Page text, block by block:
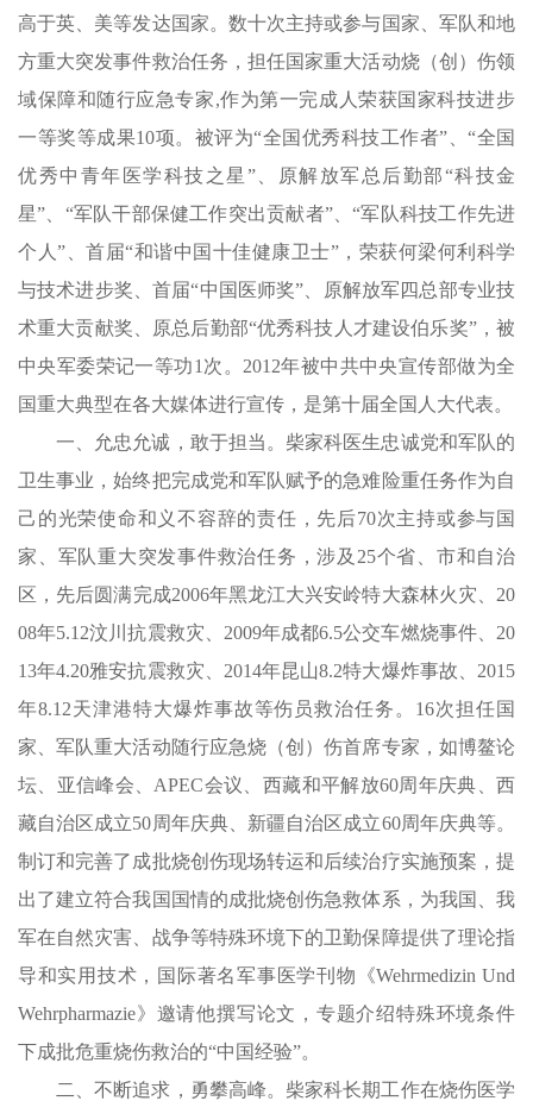
高于英、美等发达国家。数十次主持或参与国家、军队和地
方重大突发事件救治任务，担任国家重大活动烧（创）伤领
域保障和随行应急专家,作为第一完成人荣获国家科技进步
一等奖等成果10项。被评为“全国优秀科技工作者”、“全国
优秀中青年医学科技之星”、原解放军总后勤部“科技金
星”、“军队干部保健工作突出贡献者”、“军队科技工作先进
个人”、首届“和谐中国十佳健康卫士”，荣获何梁何利科学
与技术进步奖、首届“中国医师奖”、原解放军四总部专业技
术重大贡献奖、原总后勤部“优秀科技人才建设伯乐奖”，被
中央军委荣记一等功1次。2012年被中共中央宣传部做为全
国重大典型在各大媒体进行宣传，是第十届全国人大代表。
一、允忠允诚，敢于担当。柴家科医生忠诚党和军队的
卫生事业，始终把完成党和军队赋予的急难险重任务作为自
己的光荣使命和义不容辞的责任，先后70次主持或参与国
家、军队重大突发事件救治任务，涉及25个省、市和自治
区，先后圆满完成2006年黑龙江大兴安岭特大森林火灾、20
08年5.12汶川抗震救灾、2009年成都6.5公交车燃烧事件、20
13年4.20雅安抗震救灾、2014年昆山8.2特大爆炸事故、2015
年8.12天津港特大爆炸事故等伤员救治任务。16次担任国
家、军队重大活动随行应急烧（创）伤首席专家，如博鳌论
坛、亚信峰会、APEC会议、西藏和平解放60周年庆典、西
藏自治区成立50周年庆典、新疆自治区成立60周年庆典等。
制订和完善了成批烧创伤现场转运和后续治疗实施预案，提
出了建立符合我国国情的成批烧创伤急救体系，为我国、我
军在自然灾害、战争等特殊环境下的卫勤保障提供了理论指
导和实用技术，国际著名军事医学刊物《Wehrmedizin Und
Wehrpharmazie》邀请他撰写论文，专题介绍特殊环境条件
下成批危重烧伤救治的“中国经验”。
二、不断追求，勇攀高峰。柴家科长期工作在烧伤医学